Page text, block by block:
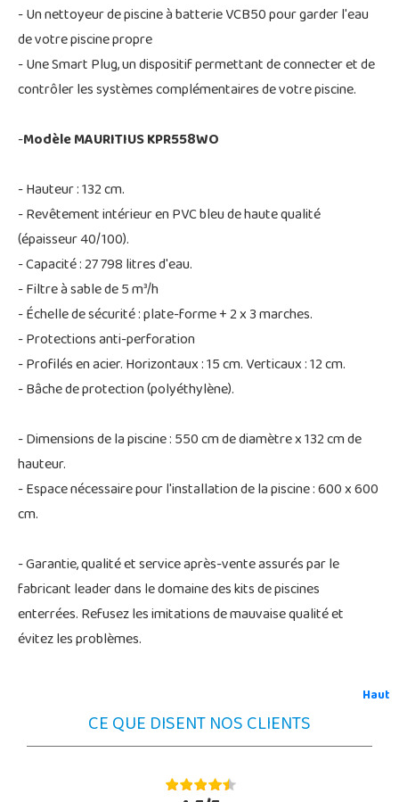
- Un nettoyeur de piscine à batterie VCB50 pour garder l'eau
de votre piscine propre
- Une Smart Plug, un dispositif permettant de connecter et de
contrôler les systèmes complémentaires de votre piscine.
-Modèle MAURITIUS KPR558WO
- Hauteur : 132 cm.
- Revêtement intérieur en PVC bleu de haute qualité
(épaisseur 40/100).
- Capacité : 27 798 litres d'eau.
- Filtre à sable de 5 m³/h
- Échelle de sécurité : plate-forme + 2 x 3 marches.
- Protections anti-perforation
- Profilés en acier. Horizontaux : 15 cm. Verticaux : 12 cm.
- Bâche de protection (polyéthylène).
- Dimensions de la piscine : 550 cm de diamètre x 132 cm de
hauteur.
- Espace nécessaire pour l'installation de la piscine : 600 x 600
cm.
- Garantie, qualité et service après-vente assurés par le
fabricant leader dans le domaine des kits de piscines
enterrées. Refusez les imitations de mauvaise qualité et
évitez les problèmes.
Haut
CE QUE DISENT NOS CLIENTS